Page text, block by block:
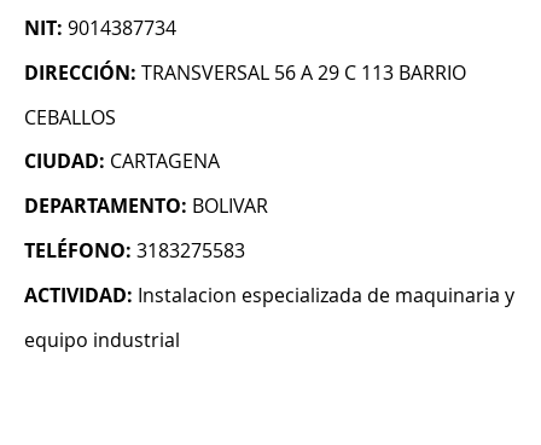
NIT: 9014387734
DIRECCIÓN: TRANSVERSAL 56 A 29 C 113 BARRIO
CEBALLOS
CIUDAD: CARTAGENA
DEPARTAMENTO: BOLIVAR
TELÉFONO: 3183275583
ACTIVIDAD: Instalacion especializada de maquinaria y
equipo industrial